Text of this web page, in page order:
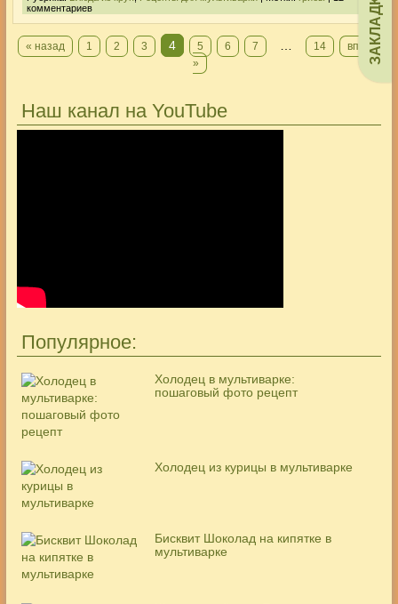
ЗАКЛАДКИ
комментариев
« назад 1 2 3 4 5 6 7 14
вперед
»
Наш канал на YouTube
Популярное:
Холодец в мультиварке:
пошаговый фото рецепт
Холодец из курицы в мультиварке
Бисквит Шоколад на кипятке в
мультиварке